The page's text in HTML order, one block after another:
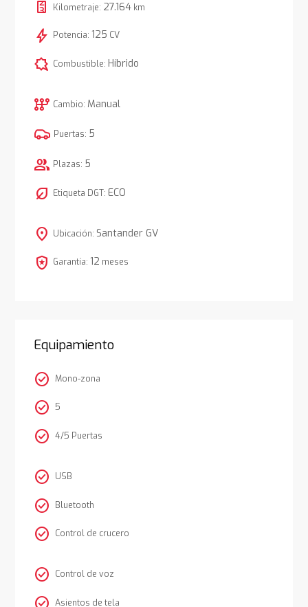
Kilometraje: 27.164km
bolt Potencia: 125 CV
comic_bubble Combustible: Híbrido
auto_transmission Cambio: Manual
Puertas: 5
group Plazas: 5
nest_eco_leaf Etiqueta DGT: ECO
location_on Ubicación: Santander GV
local_police Garantía: 12 meses
Equipamiento
check_circle Mono-zona
check_circle 5
check_circle 4/5 Puertas
check_circle USB
check_circle Bluetooth
check_circle Control de crucero
check_circle Control de voz
Asientos de tela